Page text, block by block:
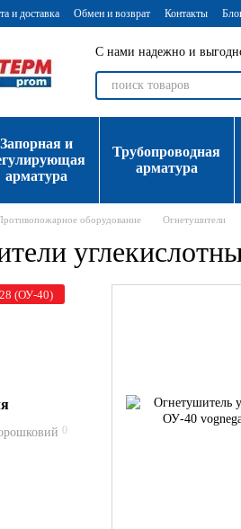
и доставка Обмен и возврат Контакты
С нами надежно и
Запорная и
арматура
Трубопроводная
арматура
оборудование Огнетушители
(ОУ-40)
0